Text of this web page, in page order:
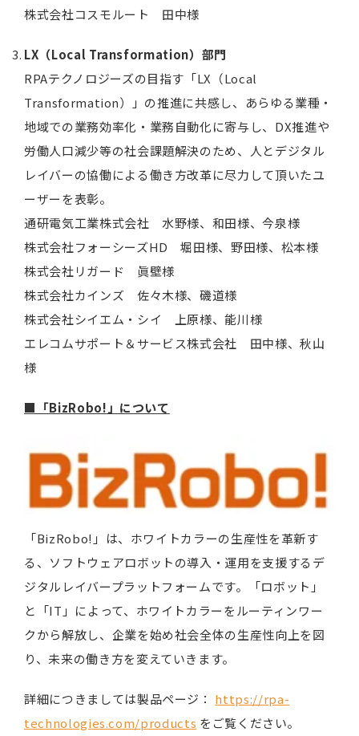
株式会社コスモルート 田中様
LX（Local Transformation）部門
RPAテクノロジーズの目指す「LX（Local
Transformation）」の推進に共感し、あらゆる業種・
地域での業務効率化・業務自動化に寄与し、DX推進や
労働人口減少等の社会課題解決のため、人とデジタル
レイバーの協働による働き方改革に尽力して頂いたユ
ーザーを表彰。
通研電気工業株式会社 水野様、和田様、今泉様
株式会社フォーシーズHD 堀田様、野田様、松本様
株式会社リガード 眞壁様
株式会社カインズ 佐々木様、磯道様
株式会社シイエム・シイ 上原様、能川様
エレコムサポート＆サービス株式会社 田中様、秋山
様
■「BizRobo!」について
「BizRobo!」は、ホワイトカラーの生産性を革新す
る、ソフトウェアロボットの導入・運用を支援するデ
ジタルレイバープラットフォームです。「ロボット」
と「IT」によって、ホワイトカラーをルーティンワー
クから解放し、企業を始め社会全体の生産性向上を図
り、未来の働き方を変えていきます。
詳細につきましては製品ページ： https://rpa-
technologies.com/products をご覧ください。